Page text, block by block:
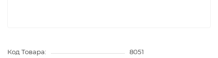
Код Товара:
8051